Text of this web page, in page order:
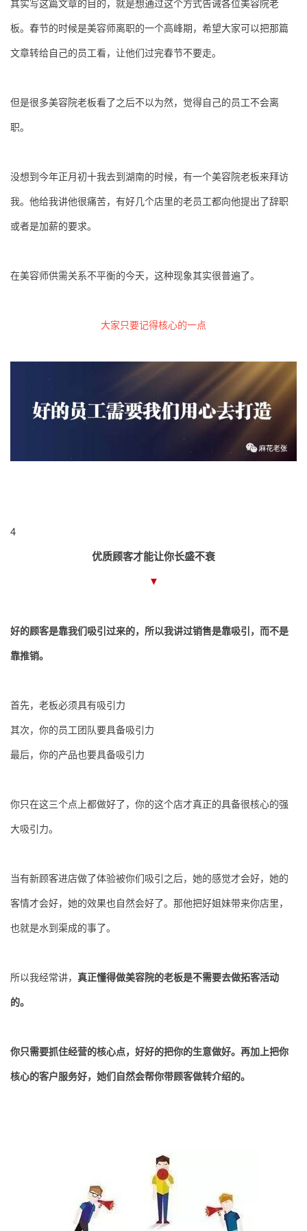
其实写这篇文章的目的，就是想通过这个方式告诫各位美容院老
板。春节的时候是美容师离职的一个高峰期，希望大家可以把那篇
文章转给自己的员工看，让他们过完春节不要走。
但是很多美容院老板看了之后不以为然，觉得自己的员工不会离
职。
没想到今年正月初十我去到湖南的时候，有一个美容院老板来拜访
我。他给我讲他很痛苦，有好几个店里的老员工都向他提出了辞职
或者是加薪的要求。
在美容师供需关系不平衡的今天，这种现象其实很普遍了。
大家只要记得核心的一点
4
优质顾客才能让你长盛不衰
▼
好的顾客是靠我们吸引过来的，所以我讲过销售是靠吸引，而不是
靠推销。
首先，老板必须具有吸引力
其次，你的员工团队要具备吸引力
最后，你的产品也要具备吸引力
你只在这三个点上都做好了，你的这个店才真正的具备很核心的强
大吸引力。
当有新顾客进店做了体验被你们吸引之后，她的感觉才会好，她的
客情才会好，她的效果也自然会好了。那他把好姐妹带来你店里，
也就是水到渠成的事了。
所以我经常讲， 真正懂得做美容院的老板是不需要去做拓客活动
的。
你只需要抓住经营的核心点，好好的把你的生意做好。再加上把你
核心的客户服务好，她们自然会帮你带顾客做转介绍的。